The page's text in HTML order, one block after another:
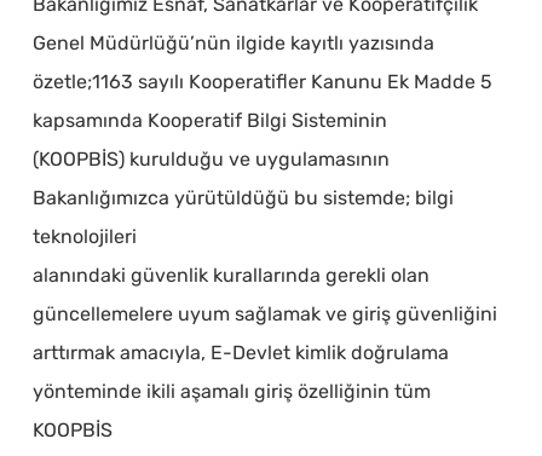
Genel Müdürlüğü’nün ilgide kayıtlı yazısında
özetle;1163 sayılı Kooperatifler Kanunu Ek Madde 5
kapsamında Kooperatif Bilgi Sisteminin
(KOOPBİS) kurulduğu ve uygulamasının
Bakanlığımızca yürütüldüğü bu sistemde; bilgi
teknolojileri
alanındaki güvenlik kurallarında gerekli olan
güncellemelere uyum sağlamak ve giriş güvenliğini
arttırmak amacıyla, E-Devlet kimlik doğrulama
yönteminde ikili aşamalı giriş özelliğinin tüm
KOOPBİS